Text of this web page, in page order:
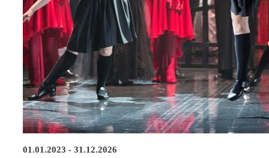
01.01.2023 - 31.12.2026